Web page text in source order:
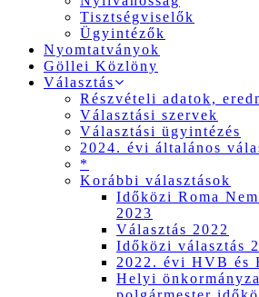
Tisztségviselők
Ügyintézők
Nyomtatványok
Göllei Közlöny
Választás
Részvételi adatok,
Választási szervek
Választási ügyintézés
2024. évi általános
*
Korábbi választások
Időközi Roma
2023
Választás 2022
Időközi választás
2022. évi HVB és
Helyi